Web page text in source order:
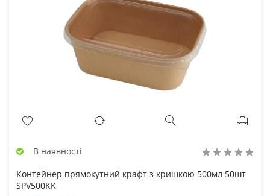
В наявності
Контейнер прямокутний крафт з кришкою 500мл 50шт
SPV500KK